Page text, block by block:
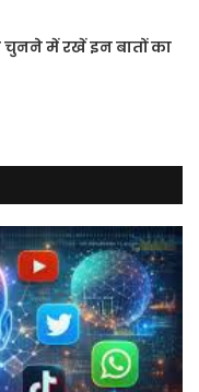
चुनने में रखें इन बातों का